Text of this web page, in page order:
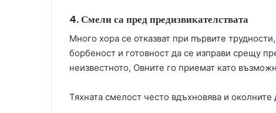
4. Смели са пред предизвикателствата
Много хора се отказват при първите
борбеност и готовност да се изправи срещу
неизвестното, Овните го приемат като
Тяхната смелост често вдъхновява и